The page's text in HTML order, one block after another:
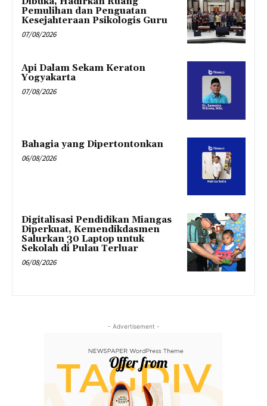
Pemulihan dan Penguatan
Kesejahteraan Psikologis Guru
07/08/2026
Api Dalam Sekam Keraton
Yogyakarta
07/08/2026
Bahagia yang Dipertontonkan
06/08/2026
Digitalisasi Pendidikan Miangas
Diperkuat, Kemendikdasmen
Salurkan 30 Laptop untuk
Sekolah di Pulau Terluar
06/08/2026
- Advertisement -